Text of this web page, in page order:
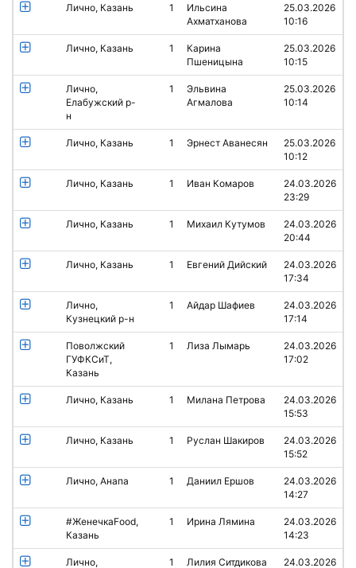
Лично, Казань 1
Ильсина
Ахматханова
25.03.2026
10:16
Лично, Казань 1
Карина
Пшеницына
25.03.2026
10:15
Лично,
Елабужский р-
н
1
Эльвина
Агмалова
25.03.2026
10:14
Лично, Казань 1 Эрнест Аванесян
25.03.2026
10:12
Лично, Казань 1 Иван Комаров
24.03.2026
23:29
Лично, Казань 1 Михаил Кутумов
24.03.2026
20:44
Лично, Казань 1 Евгений Дийский
24.03.2026
17:34
Лично,
Кузнецкий р-н
1 Айдар Шафиев
24.03.2026
17:14
Поволжский
ГУФКСиТ,
Казань
1 Лиза Лымарь
24.03.2026
17:02
Лично, Казань 1 Милана Петрова
24.03.2026
15:53
Лично, Казань 1 Руслан Шакиров
24.03.2026
15:52
Лично, Анапа 1 Даниил Ершов
24.03.2026
14:27
#ЖенечкаFood,
Казань
1 Ирина Лямина
24.03.2026
14:23
Лично,
1 Лилия Ситдикова
24.03.2026